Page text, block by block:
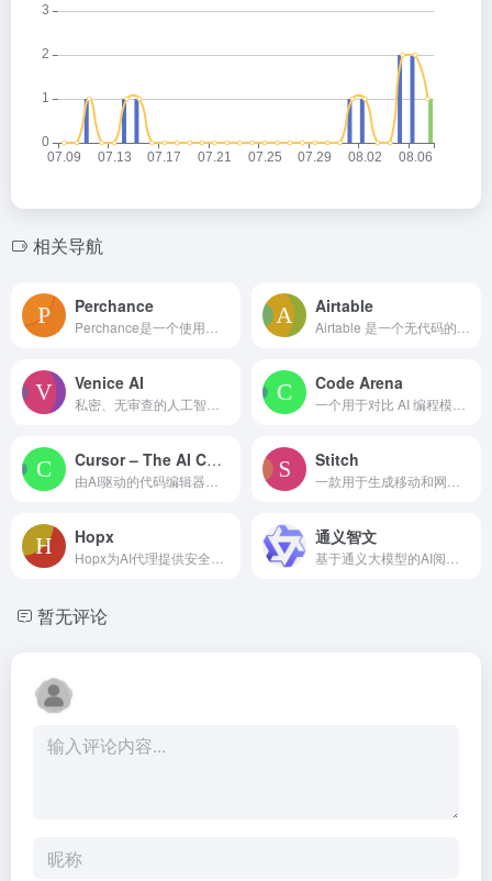
相关导航
Perchance Airtable
Venice AI Code Arena
Cursor – The AI Code Editor Stitch
Hopx 通义智文
暂无评论